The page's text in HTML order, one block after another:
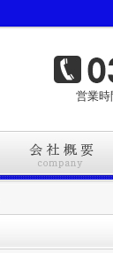
営業時